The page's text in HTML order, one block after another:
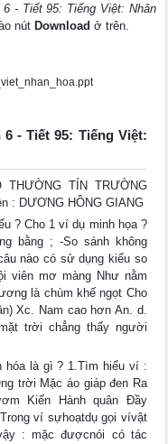
- Tiết 95: Tiếng Việt: Nhân
nút Download ở trên.
- Tiết 95: Tiếng Việt:
TÍN TRƯỜNG
: DƯƠNG HỒNG GIANG
? Cho 1 ví dụ minh họa ?
bằng ; -So sánh không
nào có sử dụng kiểu so
viên mơ màng Như nằm
là chùm khế ngọt Cho
Xc. Nam cao hơn An. d.
trời chẳng thấy người
hóa là gì ? 1.Tìm hiểu ví :
trời Mặc áo giáp đen Ra
Kiến Hành quân Đầy
ví sựhoạtdụ gọi vívật
: mặc đượcnói có tác